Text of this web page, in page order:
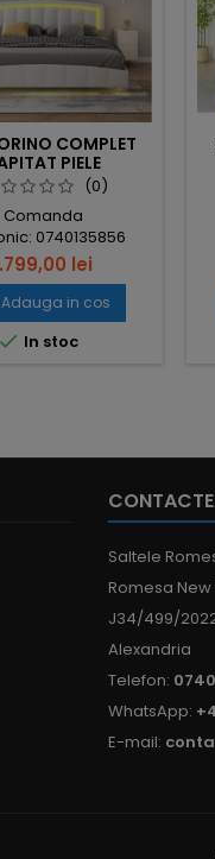
COMPLET
PIELE
CU
LED
SOMIERA
ALB, FARA
SALTEA
(0)
Comanda
0740135856
lei
Adauga in cos
 In stoc
Saltele
Romesa New
J34/499/
Alexandria
Telefon:
WhatsApp:
E-mail: